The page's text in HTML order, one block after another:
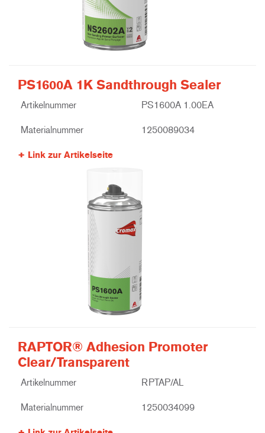
PS1600A 1K Sandthrough Sealer
Artikelnummer PS1600A 1.00EA
Materialnummer 1250089034
Link zur Artikelseite
RAPTOR® Adhesion Promoter
Clear/Transparent
Artikelnummer RPTAP/AL
Materialnummer 1250034099